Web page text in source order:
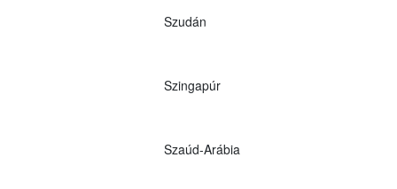
Szudán
Szingapúr
Szaúd-Arábia